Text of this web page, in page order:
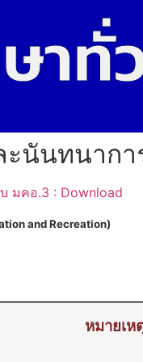
าทั่
ะนันทนากา
มคอ.3 : Download
and Recreation)
หมายเห